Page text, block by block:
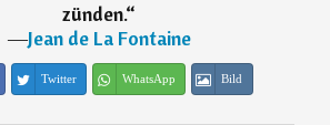
zünden.“
―Jean de La Fontaine
Twitter WhatsApp Bild